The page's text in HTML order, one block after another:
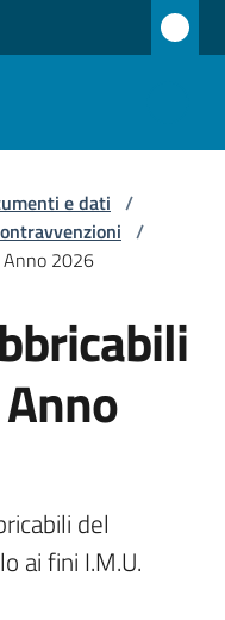
e dati /
/
Anno 2026
del
ai fini I.M.U.